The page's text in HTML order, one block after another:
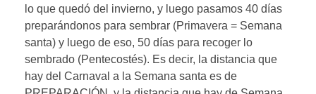
lo que quedó del invierno, y luego pasamos 40 días
preparándonos para sembrar (Primavera = Semana
santa) y luego de eso, 50 días para recoger lo
sembrado (Pentecostés). Es decir, la distancia que
hay del Carnaval a la Semana santa es de